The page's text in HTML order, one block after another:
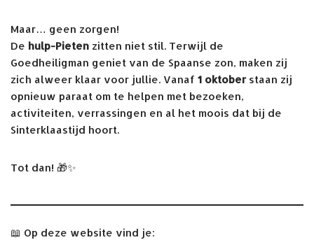
Maar… geen zorgen!
De hulp-Pieten zitten niet stil. Terwijl de
Goedheiligman geniet van de Spaanse zon, maken zij
zich alweer klaar voor jullie. Vanaf 1 oktoberstaan zij
opnieuw paraat om te helpen met bezoeken,
activiteiten, verrassingen en al het moois dat bij de
Sinterklaastijd hoort.
Tot dan! 🎁✨
📖 Op deze website vind je: